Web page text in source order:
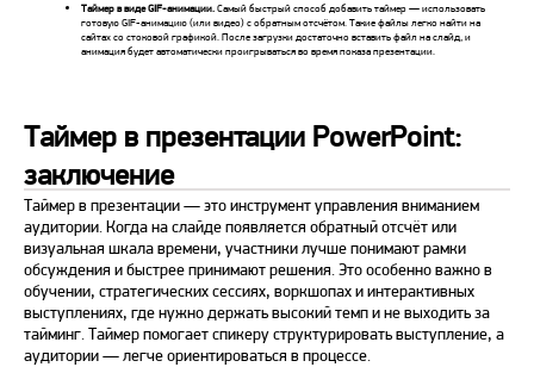
Таймер в виде GIF-анимации.Самый быстрый способ добавить таймер — использовать
готовую GIF-анимацию (или видео) с обратным отсчётом. Такие файлы легко найти на
сайтах со стоковой графикой. После загрузки достаточно вставить файл на слайд, и
анимация будет автоматически проигрываться во время показа презентации.
Таймер в презентации PowerPoint:
заключение
Таймер в презентации — это инструмент управления вниманием
аудитории. Когда на слайде появляется обратный отсчёт или
визуальная шкала времени, участники лучше понимают рамки
обсуждения и быстрее принимают решения. Это особенно важно в
обучении, стратегических сессиях, воркшопах и интерактивных
выступлениях, где нужно держать высокий темп и не выходить за
тайминг. Таймер помогает спикеру структурировать выступление, а
аудитории — легче ориентироваться в процессе.